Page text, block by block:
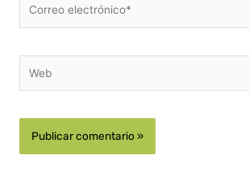
electrónico*